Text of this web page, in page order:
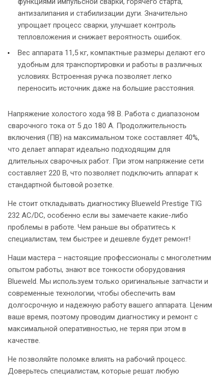
антизалипания и стабилизации дуги. Значительно
упрощает процесс сварки, улучшает контроль
тепловложения и снижает вероятность ошибок.
Вес аппарата 11,5 кг, компактные размеры делают его
удобным для транспортировки и работы в различных
условиях. Встроенная ручка позволяет легко
переносить источник даже на большие расстояния.
Напряжение холостого хода 98 В. Работа с диапазоном
сварочного тока от 5 до 180 А. Продолжительность
включения (ПВ) на максимальном токе составляет 40%,
что делает аппарат идеально подходящим для
длительных сварочных работ. При этом напряжение сети
составляет 220 В, что позволяет подключить аппарат к
стандартной бытовой розетке.
Не стоит откладывать диагностику Blueweld Prestige TIG
232 AC/DC, особенно если вы замечаете какие-либо
проблемы в работе. Чем раньше вы обратитесь к
специалистам, тем быстрее и дешевле будет ремонт!
Наши мастера – настоящие профессионалы с многолетним
опытом работы, знают все тонкости оборудования
Blueweld. Мы используем только оригинальные запчасти и
современные технологии, чтобы обеспечить вам
долгосрочную и надежную работу вашего аппарата. Ценим
ваше время, поэтому проводим диагностику и ремонт с
максимальной оперативностью, не теряя при этом в
качестве.
Не позволяйте поломке влиять на рабочий процесс.
Доверьтесь специалистам, которые решат любую